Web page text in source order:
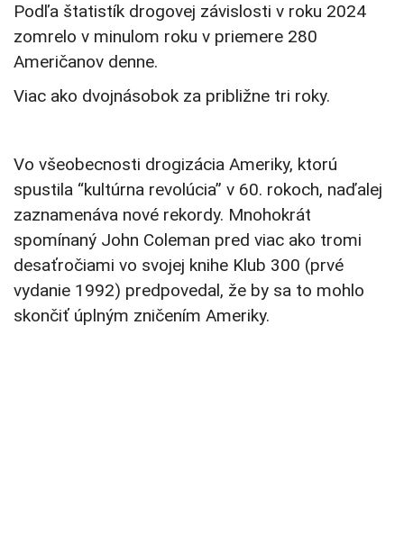
Podľa štatistík drogovej závislosti v roku 2024
zomrelo v minulom roku v priemere 280
Američanov denne.
Viac ako dvojnásobok za približne tri roky.
Vo všeobecnosti drogizácia Ameriky, ktorú
spustila “kultúrna revolúcia” v 60. rokoch, naďalej
zaznamenáva nové rekordy. Mnohokrát
spomínaný John Coleman pred viac ako tromi
desaťročiami vo svojej knihe Klub 300 (prvé
vydanie 1992) predpovedal, že by sa to mohlo
skončiť úplným zničením Ameriky.